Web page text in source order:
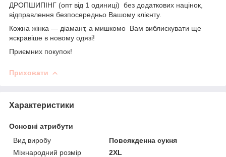
ДРОПШИПІНГ (опт від 1 одиниці) без додаткових націнок,
відправлення безпосередньо Вашому клієнту.
Кожна жінка — діамант, а мишкомо Вам виблискувати ще
яскравіше в новому одязі!
Приємних покупок!
Приховати
Характеристики
Основні атрибути
Вид виробу
Повсякденна сукня
Міжнародний розмір
2XL